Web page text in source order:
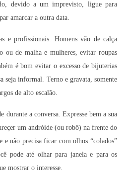
devido a um imprevisto, ligue para
amarcar a outra data.
e profissionais. Homens vão de calça
ou de malha e mulheres, evitar roupas
é bom evitar o excesso de bijuterias
seja informal. Terno e gravata, somente
de alto escalão.
durante a conversa. Expresse bem a sua
um andróide (ou robô) na frente do
e não precisa ficar com olhos “colados”
pode até olhar para janela e para os
mostrar o interesse.